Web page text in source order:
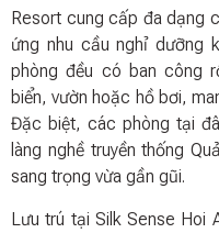
Resort cung cấp đa dạng
ứng nhu cầu nghỉ dưỡng
phòng đều có ban công
biển, vườn hoặc hồ bơi,
Đặc biệt, các phòng tại
làng nghề truyền thống
sang trọng vừa gần gũi.
Lưu trú tại Silk Sense Hoi